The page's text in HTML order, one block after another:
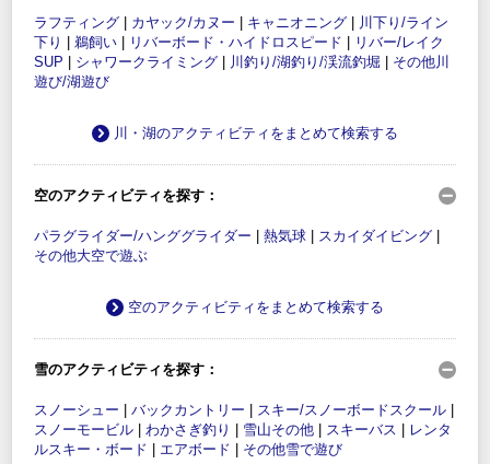
ラフティング カヤック/カヌー キャニオニング
川下り/ライン
下り
鵜飼い リバーボード・ハイドロスピード
リバー/レイク
SUP
シャワークライミング 川釣り/湖釣り/渓流釣堀
その他川
遊び/湖遊び
川・湖のアクティビティをまとめて検索する
空のアクティビティを探す：
パラグライダー/ハンググライダー 熱気球 スカイダイビング
その他大空で遊ぶ
空のアクティビティをまとめて検索する
雪のアクティビティを探す：
スノーシュー バックカントリー スキー/スノーボードスクール
スノーモービル
わかさぎ釣り 雪山その他 スキーバス
レンタ
ルスキー・ボード
エアボード その他雪で遊び